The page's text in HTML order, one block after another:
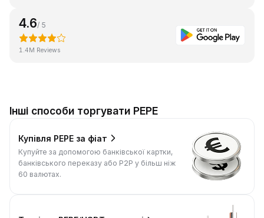
4.6/ 5
1.4M Reviews
Інші способи торгувати PEPE
Купівля PEPE за фіат
Купуйте за допомогою банківської картки,
банківського переказу або P2P у більш ніж
60 валютах.